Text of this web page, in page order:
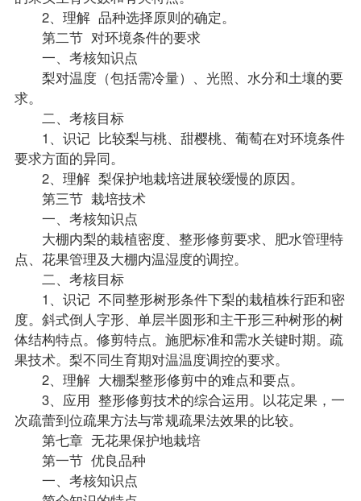
2、理解 品种选择原则的确定。
第二节 对环境条件的要求
一、考核知识点
梨对温度（包括需冷量）、光照、水分和土壤的要
求。
二、考核目标
1、识记 比较梨与桃、甜樱桃、葡萄在对环境条件
要求方面的异同。
2、理解 梨保护地栽培进展较缓慢的原因。
第三节 栽培技术
一、考核知识点
大棚内梨的栽植密度、整形修剪要求、肥水管理特
点、花果管理及大棚内温湿度的调控。
二、考核目标
1、识记 不同整形树形条件下梨的栽植株行距和密
度。斜式倒人字形、单层半圆形和主干形三种树形的树
体结构特点。修剪特点。施肥标准和需水关键时期。疏
果技术。梨不同生育期对温温度调控的要求。
2、理解 大棚梨整形修剪中的难点和要点。
3、应用 整形修剪技术的综合运用。以花定果，一
次疏蕾到位疏果方法与常规疏果法效果的比较。
第七章 无花果保护地栽培
第一节 优良品种
一、考核知识点